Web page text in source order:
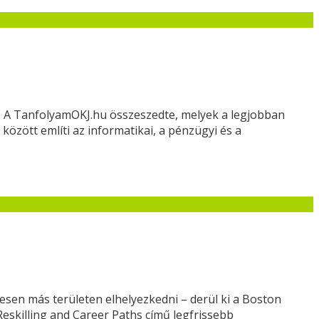
TanfolyamOKJ.hu összeszedte, melyek a legjobban
említi az informatikai, a pénzügyi és a
más területen elhelyezkedni – derül ki a Boston
and Career Paths című legfrissebb